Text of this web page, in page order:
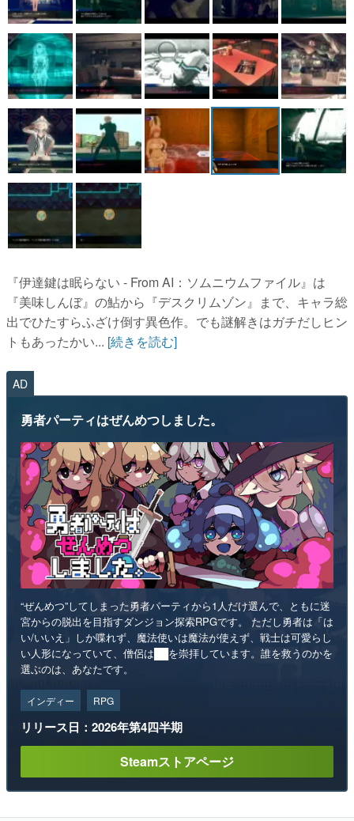
『伊達鍵は眠らない - From AI：ソムニウムファイル』は
『美味しんぼ』の鮎から『デスクリムゾン』まで、キャラ総
出でひたすらふざけ倒す異色作。でも謎解きはガチだしヒン
トもあったかい... [続きを読む]
AD
勇者パーティはぜんめつしました。
“ぜんめつ”してしまった勇者パーティから1人だけ選んで、ともに迷
宮からの脱出を目指すダンジョン探索RPGです。 ただし勇者は「は
い/いいえ」しか喋れず、魔法使いは魔法が使えず、戦士は可愛らし
い人形になっていて、僧侶は██を崇拝しています。誰を救うのかを
選ぶのは、あなたです。
インディー RPG
リリース日：2026年第4四半期
Steamストアページ